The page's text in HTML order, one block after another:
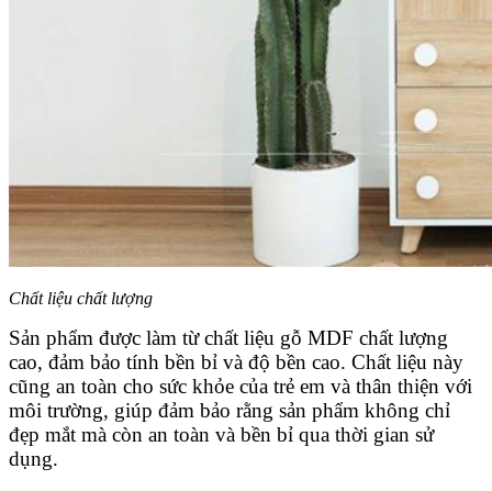
Chất liệu chất lượng
Sản phẩm được làm từ chất liệu gỗ MDF chất lượng
cao, đảm bảo tính bền bỉ và độ bền cao. Chất liệu này
cũng an toàn cho sức khỏe của trẻ em và thân thiện với
môi trường, giúp đảm bảo rằng sản phẩm không chỉ
đẹp mắt mà còn an toàn và bền bỉ qua thời gian sử
dụng.